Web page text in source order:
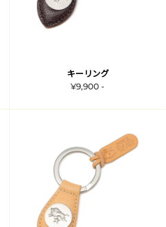
キーリング
¥9,900 -